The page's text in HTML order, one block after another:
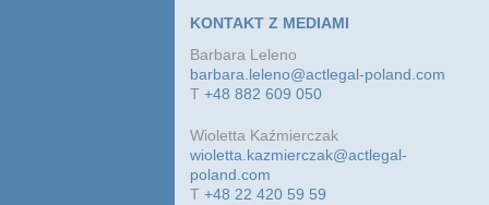
KONTAKT Z MEDIAMI
Barbara Leleno
barbara.leleno@actlegal-poland.com
T+48 882 609 050
Wioletta Kaźmierczak
wioletta.kazmierczak@actlegal-
poland.com
T+48 22 420 59 59